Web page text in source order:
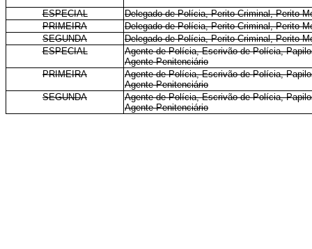
ESPECIAL
Delegado de Polícia, Perito Criminal, Perito
PRIMEIRA
Delegado de Polícia, Perito Criminal, Perito
SEGUNDA
Delegado de Polícia, Perito Criminal, Perito
ESPECIAL
Agente de Polícia, Escrivão de Polícia,
Agente Penitenciário
PRIMEIRA
Agente de Polícia, Escrivão de Polícia,
Agente Penitenciário
SEGUNDA
Agente de Polícia, Escrivão de Polícia,
Agente Penitenciário